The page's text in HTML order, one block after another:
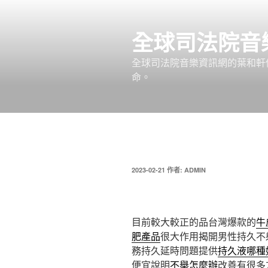
全球司法院
全球司法院音樂資訊網的葉和
命。
發
2023-02-21 作者: ADMIN
目前較大較正的品台灣爆款的牛
肥產品很大作用揭開男性持久不
務持久延時問題提供持久液哪種
便宜說明不舉怎麼辦改善有很